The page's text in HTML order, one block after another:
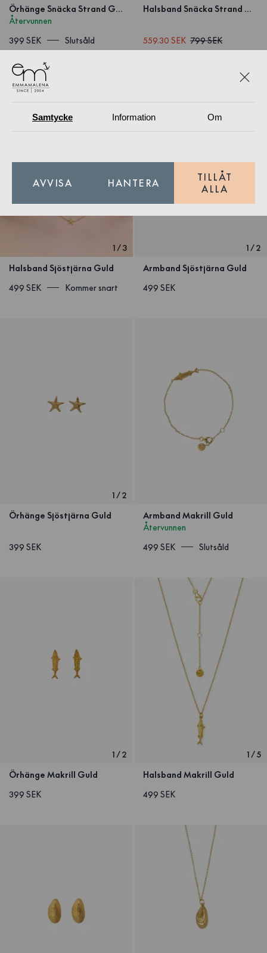
Örhänge Snäcka Strand Guld
Återvunnen
399 SEK
Slutsåld
Halsband Snäcka Strand Guld
559.30 SEK 799 SEK
1/3
Halsband Sjöstjärna Guld
499 SEK
Kommer snart
1/2
Armband Sjöstjärna Guld
499 SEK
1/2
Örhänge Sjöstjärna Guld
399 SEK
Armband Makrill Guld
Återvunnen
499 SEK
Slutsåld
1/2
Örhänge Makrill Guld
399 SEK
1/5
Halsband Makrill Guld
499 SEK
Samtycke Information Om
AVVISA HANTERA
TILLÅT
ALLA